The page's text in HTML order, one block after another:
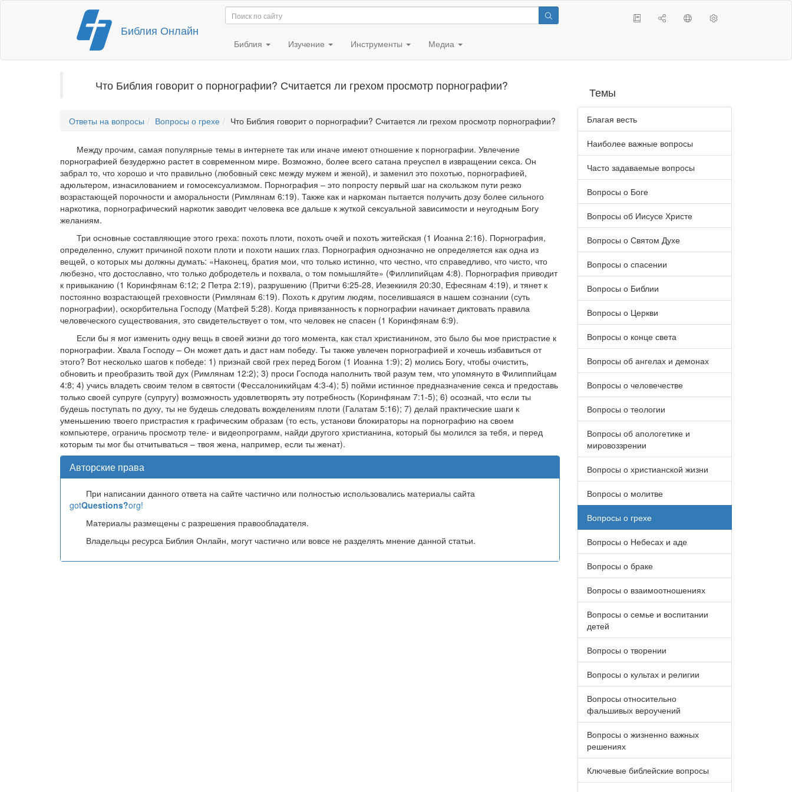
Перейти
содержимому
Библия Онлайн
Библия Изучение Инструменты Медиа
Что Библия говорит о порнографии? Считается ли грехом просмотр порнографии?
Ответы на вопросы Вопросы о грехе Что Библия говорит о порнографии? Считается ли грехом просмотр порнографии?
Между прочим, самая популярные темы в интернете так или иначе имеют отношение к порнографии. Увлечение
порнографией безудержно растет в современном мире. Возможно, более всего сатана преуспел в извращении секса. Он
забрал то, что хорошо и что правильно (любовный секс между мужем и женой), и заменил это похотью, порнографией,
адюльтером, изнасилованием и гомосексуализмом. Порнография – это попросту первый шаг на скользком пути резко
возрастающей порочности и аморальности (Римлянам 6:19). Также как и наркоман пытается получить дозу более сильного
наркотика, порнографический наркотик заводит человека все дальше к жуткой сексуальной зависимости и неугодным Богу
желаниям.
Три основные составляющие этого греха: похоть плоти, похоть очей и похоть житейская (1 Иоанна 2:16). Порнография,
определенно, служит причиной похоти плоти и похоти наших глаз. Порнография однозначно не определяется как одна из
вещей, о которых мы должны думать: «Наконец, братия мои, что только истинно, что честно, что справедливо, что чисто, что
любезно, что достославно, что только добродетель и похвала, о том помышляйте» (Филлипийцам 4:8). Порнография приводит
к привыканию (1 Коринфянам 6:12; 2 Петра 2:19), разрушению (Притчи 6:25-28, Иезекииля 20:30, Ефесянам 4:19), и тянет к
постоянно возрастающей греховности (Римлянам 6:19). Похоть к другим людям, поселившаяся в нашем сознании (суть
порнографии), оскорбительна Господу (Матфей 5:28). Когда привязанность к порнографии начинает диктовать правила
человеческого существования, это свидетельствует о том, что человек не спасен (1 Коринфянам 6:9).
Если бы я мог изменить одну вещь в своей жизни до того момента, как стал христианином, это было бы мое пристрастие к
порнографии. Хвала Господу – Он может дать и даст нам победу. Ты также увлечен порнографией и хочешь избавиться от
этого? Вот несколько шагов к победе: 1) признай свой грех перед Богом (1 Иоанна 1:9); 2) молись Богу, чтобы очистить,
обновить и преобразить твой дух (Римлянам 12:2); 3) проси Господа наполнить твой разум тем, что упомянуто в Филиппийцам
4:8; 4) учись владеть своим телом в святости (Фессалоникийцам 4:3-4); 5) пойми истинное предназначение секса и предоставь
только своей супруге (супругу) возможность удовлетворять эту потребность (Коринфянам 7:1-5); 6) осознай, что если ты
будешь поступать по духу, ты не будешь следовать вожделениям плоти (Галатам 5:16); 7) делай практические шаги к
уменьшению твоего пристрастия к графическим образам (то есть, установи блокираторы на порнографию на своем
компьютере, ограничь просмотр теле- и видеопрограмм, найди другого христианина, который бы молился за тебя, и перед
которым ты мог бы отчитываться – твоя жена, например, если ты женат).
Авторские права
При написании данного ответа на сайте частично или полностью использовались материалы сайта
gotQuestions?org!
Материалы размещены с разрешения правообладателя.
Владельцы ресурса Библия Онлайн, могут частично или вовсе не разделять мнение данной статьи.
Темы
Благая весть
Наиболее важные вопросы
Часто задаваемые вопросы
Вопросы о Боге
Вопросы об Иисусе Христе
Вопросы о Святом Духе
Вопросы о спасении
Вопросы о Библии
Вопросы о Церкви
Вопросы о конце света
Вопросы об ангелах и демонах
Вопросы о человечестве
Вопросы о теологии
Вопросы об апологетике и
мировоззрении
Вопросы о христианской жизни
Вопросы о молитве
Вопросы о грехе
Вопросы о Небесах и аде
Вопросы о браке
Вопросы о взаимоотношениях
Вопросы о семье и воспитании
детей
Вопросы о творении
Вопросы о культах и религии
Вопросы относительно
фальшивых вероучений
Вопросы о жизненно важных
решениях
Ключевые библейские вопросы